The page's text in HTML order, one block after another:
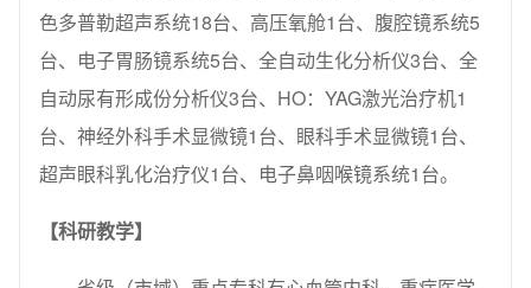
色多普勒超声系统18台、高压氧舱1台、腹腔镜系统5
台、电子胃肠镜系统5台、全自动生化分析仪3台、全
自动尿有形成份分析仪3台、HO：YAG激光治疗机1
台、神经外科手术显微镜1台、眼科手术显微镜1台、
超声眼科乳化治疗仪1台、电子鼻咽喉镜系统1台。
【科研教学】